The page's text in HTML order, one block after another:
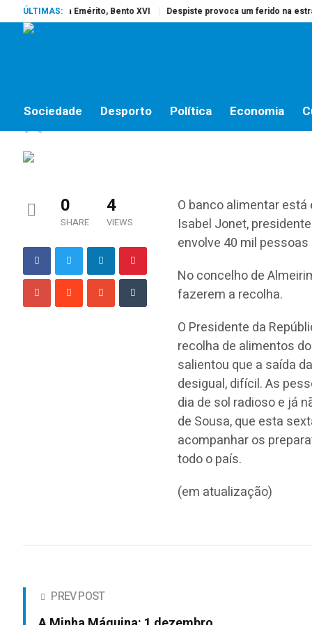
ÚLTIMAS:
o Papa Emérito, Bento XVI Despiste provoca um ferido na estrada
Sociedade Desporto Política Economia
0
SHARE
4
VIEWS
O banco alimentar
Isabel Jonet,
envolve 40 mil
No concelho de
fazerem a recolha.
O Presidente da
recolha de alimentos
salientou que a saída
desigual, difícil. As
dia de sol radioso e já
de Sousa, que esta
acompanhar os
todo o país.
(em atualização)
PREV POST